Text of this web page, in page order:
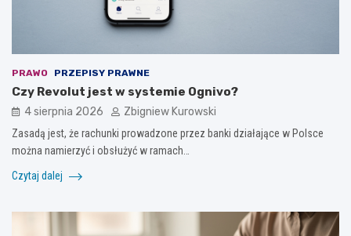
PRAWO PRZEPISY PRAWNE
Czy Revolut jest w systemie Ognivo?
4 sierpnia 2026 Zbigniew Kurowski
Zasadą jest, że rachunki prowadzone przez banki działające w Polsce
można namierzyć i obsłużyć w ramach…
Czytaj dalej